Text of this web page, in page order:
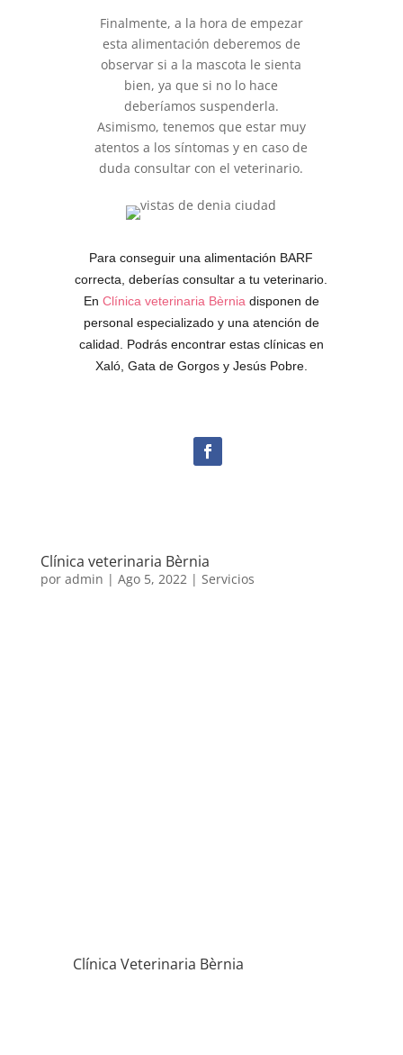
Finalmente, a la hora de empezar
esta alimentación deberemos de
observar si a la mascota le sienta
bien, ya que si no lo hace
deberíamos suspenderla.
Asimismo, tenemos que estar muy
atentos a los síntomas y en caso de
duda consultar con el veterinario.
Para conseguir una alimentación BARF
correcta, deberías consultar a tu veterinario.
En Clínica veterinaria Bèrnia disponen de
personal especializado y una atención de
calidad. Podrás encontrar estas clínicas en
Xaló, Gata de Gorgos y Jesús Pobre.
Clínica veterinaria Bèrnia
por admin | Ago 5, 2022| Servicios
Clínica Veterinaria Bèrnia